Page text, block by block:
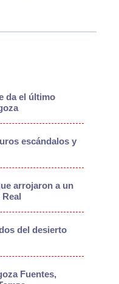
da el último
escándalos y
arrojaron a un
del desierto
Fuentes,